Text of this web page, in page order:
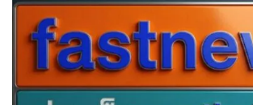
Skip
content